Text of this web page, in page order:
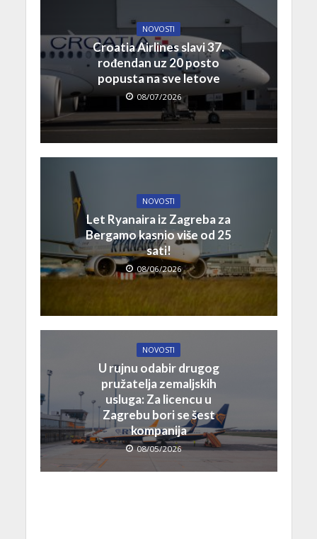
NOVOSTI
Croatia Airlines slavi 37.
rođendan uz 20 posto
popusta na sve letove
08/07/2026
NOVOSTI
Let Ryanaira iz Zagreba za
Bergamo kasnio više od 25
sati!
08/06/2026
NOVOSTI
U rujnu odabir drugog
pružatelja zemaljskih
usluga: Za licencu u
Zagrebu bori se šest
kompanija
08/05/2026